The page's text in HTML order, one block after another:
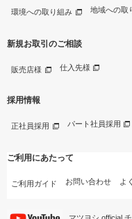
環境への取り組み 地域への取
新規お取引のご相談
販売店様 仕入先様
採用情報
正社員採用 パート社員採用
ご利用にあたって
ご利用ガイド お問い合わせ よ